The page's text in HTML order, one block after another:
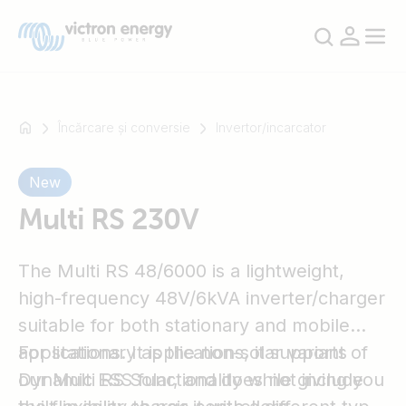
For
example
SmartSolar
Orion
XS
SmartShunt
Încărcare și conversie Invertor/incarcator
New
Multi RS 230V
The Multi RS 48/6000 is a lightweight,
high-frequency 48V/6kVA inverter/charger
suitable for both stationary and mobile
applications. It is the non-solar variant of
our Multi RS Solar, and does not include
For stationary applications, it supports
Dynamic ESS functionality while giving you